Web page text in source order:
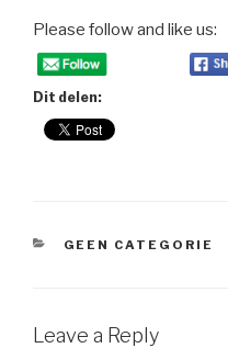
Please follow and like us:
Dit delen:
CATEGORIES
GEEN CATEGORIE
Leave a Reply